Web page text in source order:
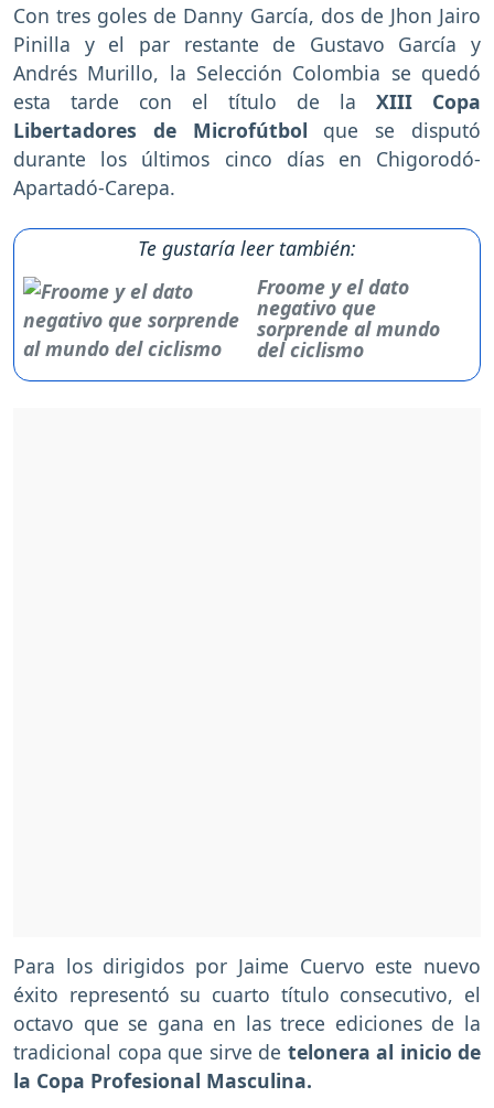
Con tres goles de Danny García, dos de Jhon Jairo
Pinilla y el par restante de Gustavo García y
Andrés Murillo, la Selección Colombia se quedó
esta tarde con el título de la XIII Copa
Libertadores de Microfútbol que se disputó
durante los últimos cinco días en Chigorodó-
Apartadó-Carepa.
Te gustaría leer también:
Froome y el dato
negativo que
sorprende al mundo
del ciclismo
Para los dirigidos por Jaime Cuervo este nuevo
éxito representó su cuarto título consecutivo, el
octavo que se gana en las trece ediciones de la
tradicional copa que sirve de telonera al inicio de
la Copa Profesional Masculina.